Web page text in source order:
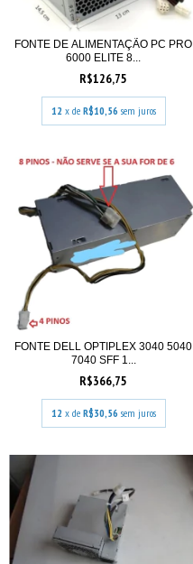
FONTE DE ALIMENTAÇÃO PC PRO
6000 ELITE 8...
R$126,75
12 x de R$10,56 sem juros
FONTE DELL OPTIPLEX 3040 5040
7040 SFF 1...
R$366,75
12 x de R$30,56 sem juros